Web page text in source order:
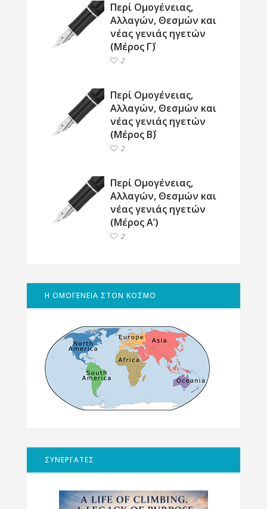
Περί Ομογένειας,
Αλλαγών, Θεσμών και
νέας γενιάς ηγετών
(Μέρος Γ΄)
2
Περί Ομογένειας,
Αλλαγών, Θεσμών και
νέας γενιάς ηγετών
(Μέρος Β΄)
2
Περί Ομογένειας,
Αλλαγών, Θεσμών και
νέας γενιάς ηγετών
(Μέρος Α’)
2
Η ΟΜΟΓΕΝΕΙΑ ΣΤΟΝ ΚΟΣΜΟ
ΣΥΝΕΡΓΑΤΕΣ